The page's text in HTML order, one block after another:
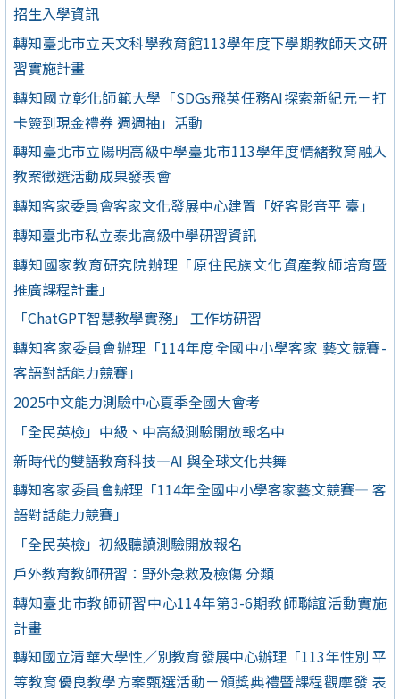
招生入學資訊
轉知臺北市立天文科學教育館113學年度下學期教師天文研
習實施計畫
轉知國立彰化師範大學「SDGs飛英任務AI探索新紀元－打
卡簽到現金禮券 週週抽」活動
轉知臺北市立陽明高級中學臺北市113學年度情緒教育融入
教案徵選活動成果發表會
轉知客家委員會客家文化發展中心建置「好客影音平 臺」
轉知臺北市私立泰北高級中學研習資訊
轉知國家教育研究院辦理「原住民族文化資產教師培育暨
推廣課程計畫」
「ChatGPT智慧教學實務」 工作坊研習
轉知客家委員會辦理「114年度全國中小學客家 藝文競賽-
客語對話能力競賽」
2025中文能力測驗中心夏季全國大會考
「全民英檢」中級、中高級測驗開放報名中
新時代的雙語教育科技—AI 與全球文化共舞
轉知客家委員會辦理「114年全國中小學客家藝文競賽— 客
語對話能力競賽」
「全民英檢」初級聽讀測驗開放報名
戶外教育教師研習：野外急救及檢傷 分類
轉知臺北市教師研習中心114年第3-6期教師聯誼活動實施
計畫
轉知國立清華大學性／別教育發展中心辦理「113年性別 平
等教育優良教學方案甄選活動－頒獎典禮暨課程觀摩發 表